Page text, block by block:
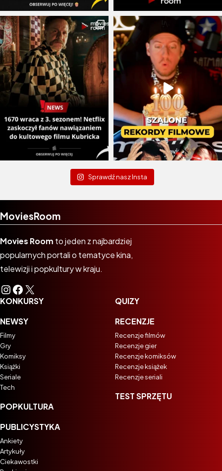
Sprawdź nasz Insta
MoviesRoom
Movies Room to jeden z najbardziej
popularnych portali o tematyce kina,
telewizji i popkultury w kraju.
Instagram
Facebook
X
KONKURSY
NEWSY
Filmy
Gry
Komiksy
Książki
Seriale
Tech
POPKULTURA
PUBLICYSTYKA
Ankiety
Artykuły
Ciekawostki
QUIZY
RECENZJE
Recenzje filmów
Recenzje gier
Recenzje komiksów
Recenzje książek
Recenzje seriali
TEST SPRZĘTU